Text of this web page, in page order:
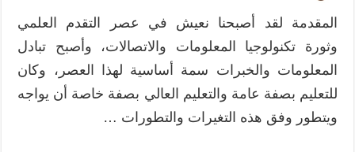
المقدمة لقد أصبحنا نعيش في عصر التقدم العلمي
وثورة تكنولوجيا المعلومات والاتصالات، وأصبح تبادل
المعلومات والخبرات سمة أساسية لهذا العصر، وكان
للتعليم بصفة عامة والتعليم العالي بصفة خاصة أن يواجه
ويتطور وفق هذه التغيرات والتطورات …